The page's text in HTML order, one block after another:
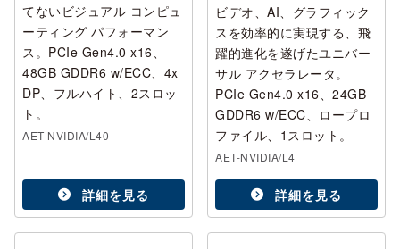
てないビジュアル コンピュ
ーティング パフォーマン
ス。PCIe Gen4.0 x16、
48GB GDDR6 w/ECC、4x
DP、フルハイト、2スロッ
ト。
AET-NVIDIA/L40
詳細を見る
ビデオ、AI、グラフィック
スを効率的に実現する、飛
躍的進化を遂げたユニバー
サル アクセラレータ。
PCIe Gen4.0 x16、24GB
GDDR6 w/ECC、ロープロ
ファイル、1スロット。
AET-NVIDIA/L4
詳細を見る